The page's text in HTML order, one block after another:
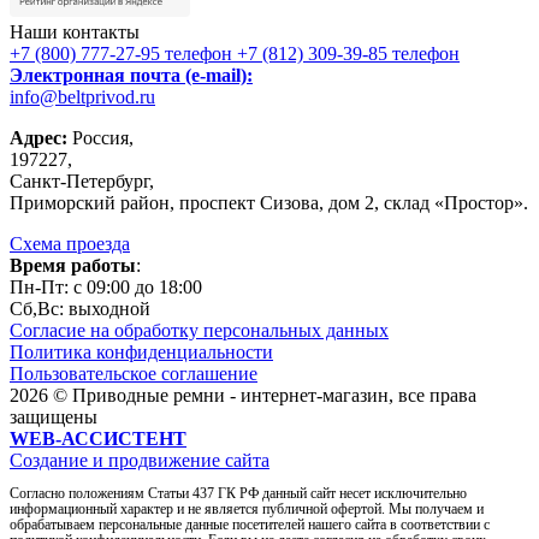
Наши контакты
+7 (800) 777-27-95 телефон +7 (812) 309-39-85 телефон
Электронная почта (e-mail):
info@beltprivod.ru
Адрес: Россия,
197227,
Санкт-Петербург,
Приморский район, проспект Сизова, дом 2, склад «Простор».
Схема проезда
Время работы:
Пн-Пт: c 09:00 до 18:00
Сб,Вc: выходной
Согласие на обработку персональных данных
Политика конфиденциальности
Пользовательское соглашение
2026 © Приводные ремни - интернет-магазин, все права
защищены
WEB-АССИСТЕНТ
Создание и продвижение сайта
Согласно положениям Статьи 437 ГК РФ данный сайт несет исключительно
информационный характер и не является публичной офертой. Мы получаем и
обрабатываем персональные данные посетителей нашего сайта в соответствии с